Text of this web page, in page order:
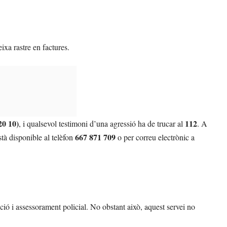
rastre en factures.
10), i qualsevol testimoni d’una agressió ha de trucar al 112. A
disponible al telèfon667 871 709o per correu electrònic a
i assessorament policial. No obstant això, aquest servei no